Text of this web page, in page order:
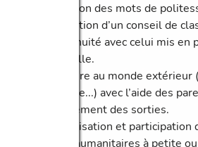
l’utilisation des mots de
Instauration d’un conseil de
en continuité avec celui mis en
maternelle.
Ouverture au monde
de musée...) avec l’aide des
l’encadrement des sorties.
Sensibilisation et participation
actions humanitaires à petite